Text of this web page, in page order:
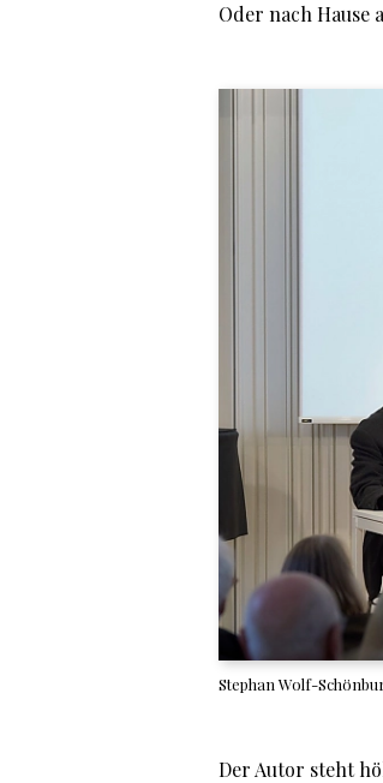
Oder nach Hause
Stephan Wolf-
Der Autor steht